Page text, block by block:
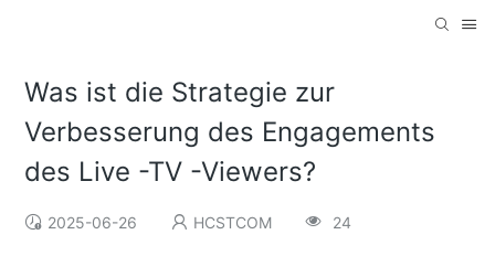
Was ist die Strategie zur
Verbesserung des Engagements
des Live -TV -Viewers?
2025-06-26 HCSTCOM 24